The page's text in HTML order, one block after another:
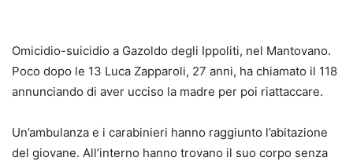
Omicidio-suicidio a Gazoldo degli Ippoliti, nel Mantovano.
Poco dopo le 13 Luca Zapparoli, 27 anni, ha chiamato il 118
annunciando di aver ucciso la madre per poi riattaccare.
Un’ambulanza e i carabinieri hanno raggiunto l’abitazione
del giovane. All’interno hanno trovano il suo corpo senza